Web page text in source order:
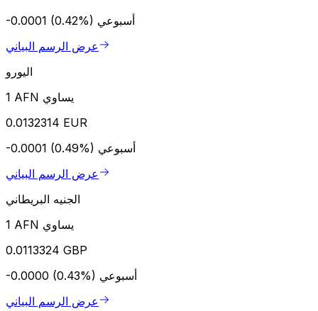
-0.0001 (0.42%) أسبوعي
عرض الرسم البياني
اليورو
1 AFN يساوي
0.0132314 EUR
-0.0001 (0.49%) أسبوعي
عرض الرسم البياني
الجنيه البريطاني
1 AFN يساوي
0.0113324 GBP
-0.0000 (0.43%) أسبوعي
عرض الرسم البياني